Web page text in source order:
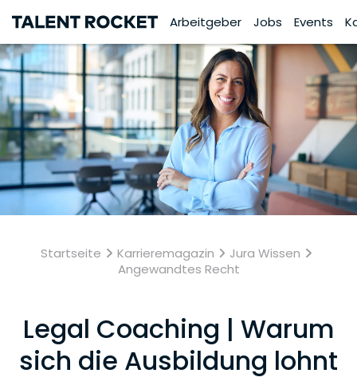
Arbeitgeber Jobs Events
Startseite Karrieremagazin
Jura Wissen
Angewandtes Recht
Legal Coaching | Warum
sich die Ausbildung lohnt